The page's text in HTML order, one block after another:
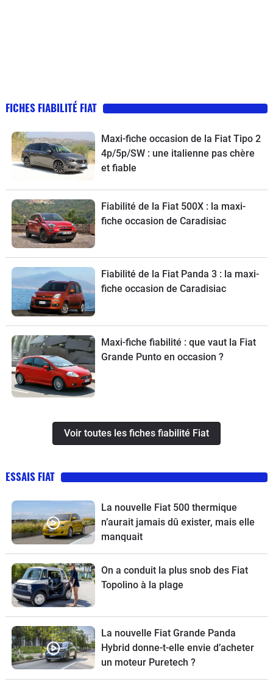
FICHES FIABILITÉ FIAT
Maxi-fiche occasion de la Fiat Tipo 2
4p/5p/SW : une italienne pas chère
et fiable
Fiabilité de la Fiat 500X : la maxi-
fiche occasion de Caradisiac
Fiabilité de la Fiat Panda 3 : la maxi-
fiche occasion de Caradisiac
Maxi-fiche fiabilité : que vaut la Fiat
Grande Punto en occasion ?
Voir toutes les fiches fiabilité Fiat
ESSAIS FIAT
La nouvelle Fiat 500 thermique
n’aurait jamais dû exister, mais elle
manquait
On a conduit la plus snob des Fiat
Topolino à la plage
La nouvelle Fiat Grande Panda
Hybrid donne-t-elle envie d’acheter
un moteur Puretech ?